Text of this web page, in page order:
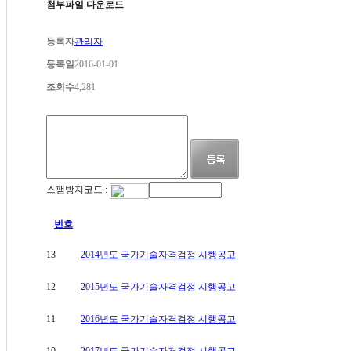
첨부파일 다운로드
등록자관리자
등록일2016-01-01
조회수4,281
스팸방지코드 :
번호
13 2014년도 국가기술자격검정 시행공고
12 2015년도 국가기술자격검정 시행공고
11 2016년도 국가기술자격검정 시행공고